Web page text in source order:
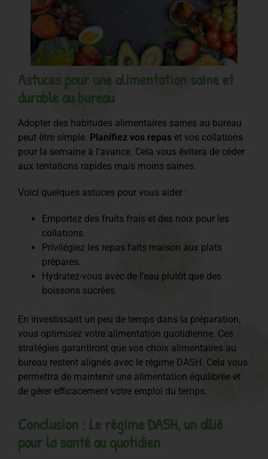
Astuces pour une alimentation saine et
durable au bureau
Adopter des habitudes alimentaires saines au bureau
peut être simple. Planifiez vos repas et vos collations
pour la semaine à l’avance. Cela vous évitera de céder
aux tentations rapides mais moins saines.
Voici quelques astuces pour vous aider :
Emportez des fruits frais et des noix pour les
collations.
Privilégiez les repas faits maison aux plats
préparés.
Hydratez-vous avec de l’eau plutôt que des
boissons sucrées.
En investissant un peu de temps dans la préparation,
vous optimisez votre alimentation quotidienne. Ces
stratégies garantiront que vos choix alimentaires au
bureau restent alignés avec le régime DASH. Cela vous
permettra de maintenir une alimentation équilibrée et
de gérer efficacement votre emploi du temps.
Conclusion : Le régime DASH, un allié
pour la santé au quotidien